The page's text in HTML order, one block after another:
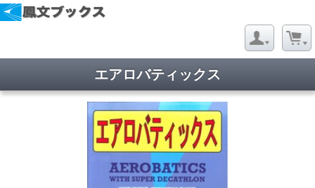
エアロバティックス